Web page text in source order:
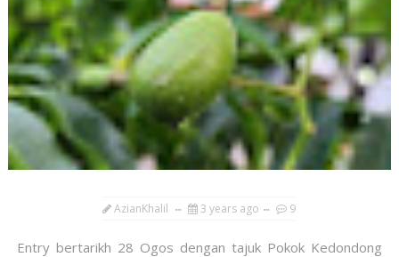
AzianKhalil 3 years ago 9
Entry bertarikh 28 Ogos dengan tajuk Pokok Kedondong